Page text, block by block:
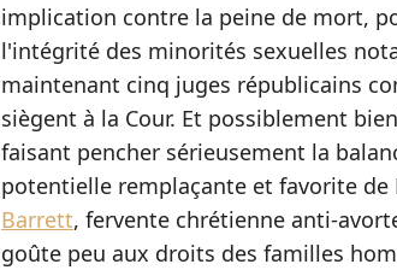
implication contre la peine de mort,
l'intégrité des minorités sexuelles
maintenant cinq juges républicains
siègent à la Cour. Et possiblement
faisant pencher sérieusement la
potentielle remplaçante et favorite de
Barrett, fervente chrétienne anti-
goûte peu aux droits des familles